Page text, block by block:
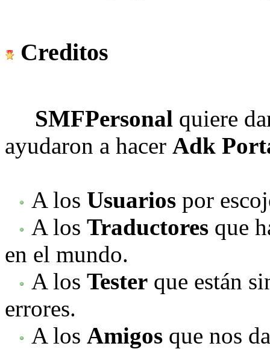
Creditos
SMFPersonal quiere
ayudaron a hacer Adk
A los Usuarios por
A los Traductores que
en el mundo.
A los Tester que están
errores.
A los Amigos que nos